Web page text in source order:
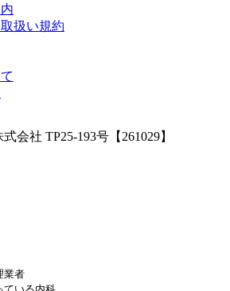
扱い規約
会社 TP25-193号【261029】
業者
ている内科